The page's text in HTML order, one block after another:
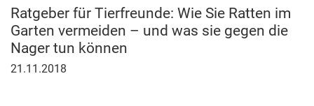
Ratgeber für Tierfreunde: Wie Sie Ratten im
Garten vermeiden – und was sie gegen die
Nager tun können
21.
21.11.2018